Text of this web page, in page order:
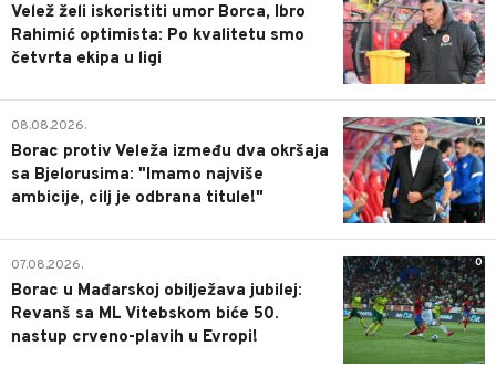
Velež želi iskoristiti umor Borca, Ibro
Rahimić optimista: Po kvalitetu smo
četvrta ekipa u ligi
0
08.08.2026.
Borac protiv Veleža između dva okršaja
sa Bjelorusima: "Imamo najviše
ambicije, cilj je odbrana titule!"
0
07.08.2026.
Borac u Mađarskoj obilježava jubilej:
Revanš sa ML Vitebskom biće 50.
nastup crveno-plavih u Evropi!